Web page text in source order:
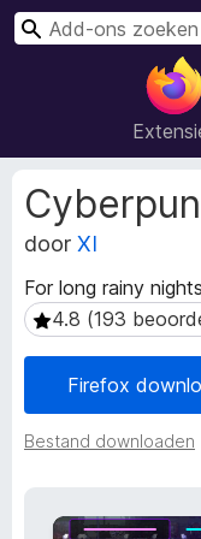
Z
door XI
For long rainy
4.8 (193
4.8 (193
Firefox
Bestand downloaden
M
e
t
g
e
e
n